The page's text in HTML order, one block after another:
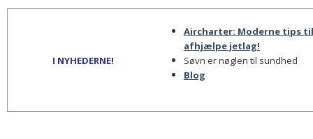
I NYHEDERNE!
Aircharter: Moderne tips
afhjælpe jetlag!
Søvn er nøglen til sundhed
Blog